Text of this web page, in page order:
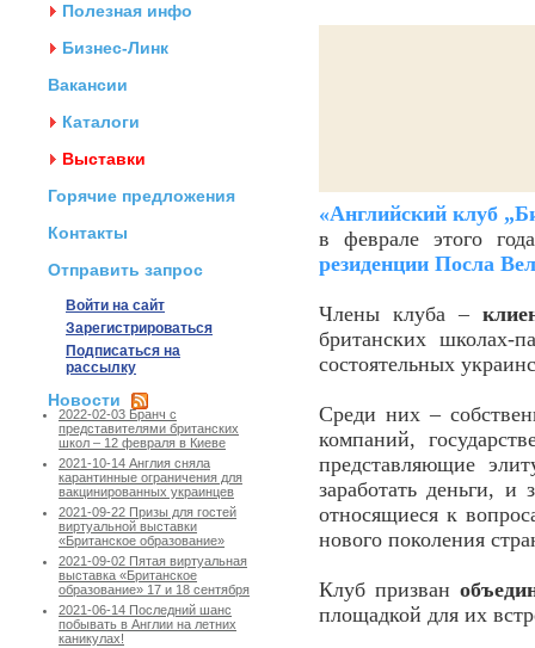
Полезная инфо
Бизнес-Линк
Вакансии
Каталоги
Выставки
Горячие предложения
Контакты
Отправить запрос
Войти на сайт
Зарегистрироваться
Подписаться на
рассылку
Новости
2022-02-03 Бранч с
представителями британских
школ – 12 февраля в Киеве
2021-10-14 Англия сняла
карантинные ограничения для
вакцинированных украинцев
2021-09-22 Призы для гостей
виртуальной выставки
«Британское образование»
2021-09-02 Пятая виртуальная
выставка «Британское
образование» 17 и 18 сентября
2021-06-14 Последний шанс
побывать в Англии на летних
каникулах!
«Английский клуб
в феврале этого
резиденции Посла
Члены клуба –
британских школах-
состоятельных
Среди них –
компаний,
представляющие
заработать деньги,
относящиеся к
нового поколения
Клуб призван
площадкой для их